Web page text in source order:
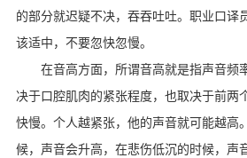
的部分就迟疑不决，吞吞吐吐。职业口译
该适中，不要忽快忽慢。
在音高方面，所谓音高就是指声音频
决于口腔肌肉的紧张程度，也取决于前两
快慢。个人越紧张，他的声音就可能越高
候，声音会升高，在悲伤低沉的时候，声